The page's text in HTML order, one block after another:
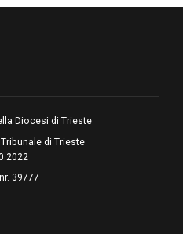
Diocesi di Trieste
di Trieste
39777